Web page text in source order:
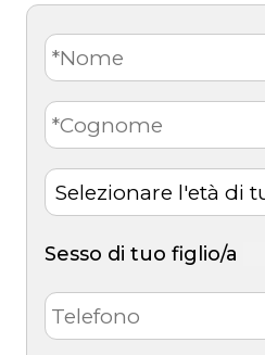
Sesso di tuo figlio/a